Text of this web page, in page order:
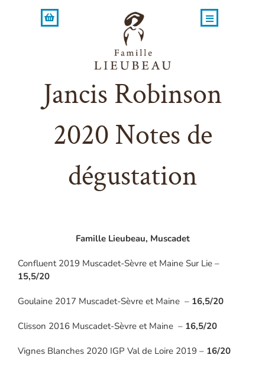
Jancis Robinson
2020 Notes de
dégustation
Famille Lieubeau, Muscadet
Confluent 2019 Muscadet-Sèvre et Maine Sur Lie –
15,5/20
Goulaine 2017 Muscadet-Sèvre et Maine – 16,5/20
Clisson 2016 Muscadet-Sèvre et Maine – 16,5/20
Vignes Blanches 2020 IGP Val de Loire 2019 – 16/20